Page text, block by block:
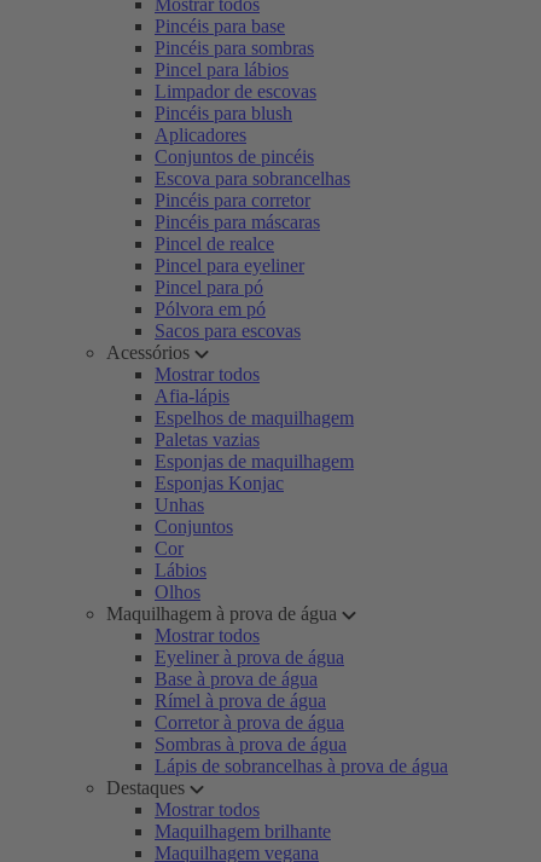
Mostrar todos
Pincéis para base
Pincéis para sombras
Pincel para lábios
Limpador de escovas
Pincéis para blush
Aplicadores
Conjuntos de pincéis
Escova para sobrancelhas
Pincéis para corretor
Pincéis para máscaras
Pincel de realce
Pincel para eyeliner
Pincel para pó
Pólvora em pó
Sacos para escovas
Acessórios
Mostrar todos
Afia-lápis
Espelhos de maquilhagem
Paletas vazias
Esponjas de maquilhagem
Esponjas Konjac
Unhas
Conjuntos
Cor
Lábios
Olhos
Maquilhagem à prova de água
Mostrar todos
Eyeliner à prova de água
Base à prova de água
Rímel à prova de água
Corretor à prova de água
Sombras à prova de água
Lápis de sobrancelhas à prova de água
Destaques
Mostrar todos
Maquilhagem brilhante
Maquilhagem vegana